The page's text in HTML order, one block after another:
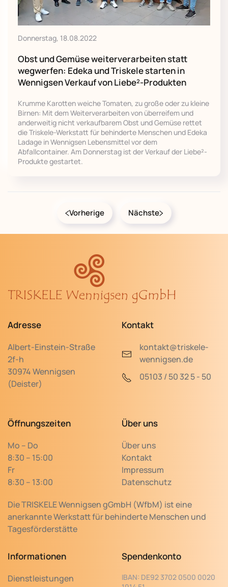
Donnerstag, 18.08.2022
Obst und Gemüse weiterverarbeiten statt
wegwerfen: Edeka und Triskele starten in
Wennigsen Verkauf von Liebe²-Produkten
Krumme Karotten weiche Tomaten, zu große oder zu kleine
Birnen: Mit dem Weiterverarbeiten von überreifem und
anderweitig nicht verkaufbarem Obst und Gemüse rettet
die Triskele-Werkstatt für behinderte Menschen und Edeka
Ladage in Wennigsen Lebensmittel vor dem
Abfallcontainer. Am Donnerstag ist der Verkauf der Liebe²-
Produkte gestartet.
Vorherige Nächste
Adresse
Albert-Einstein-Straße
2f-h
30974 Wennigsen
(Deister)
Kontakt
kontakt@triskele-
wennigsen.de
05103 / 50 32 5 - 50
Öffnungszeiten
Mo – Do
8:30 – 15:00
Fr
8:30 – 13:00
Über uns
Über uns
Kontakt
Impressum
Datenschutz
Die TRISKELE Wennigsen gGmbH (WfbM) ist eine
anerkannte Werkstatt für behinderte Menschen und
Tagesförderstätte
Informationen
Dienstleistungen
Spendenkonto
IBAN: DE92 3702 0500 0020